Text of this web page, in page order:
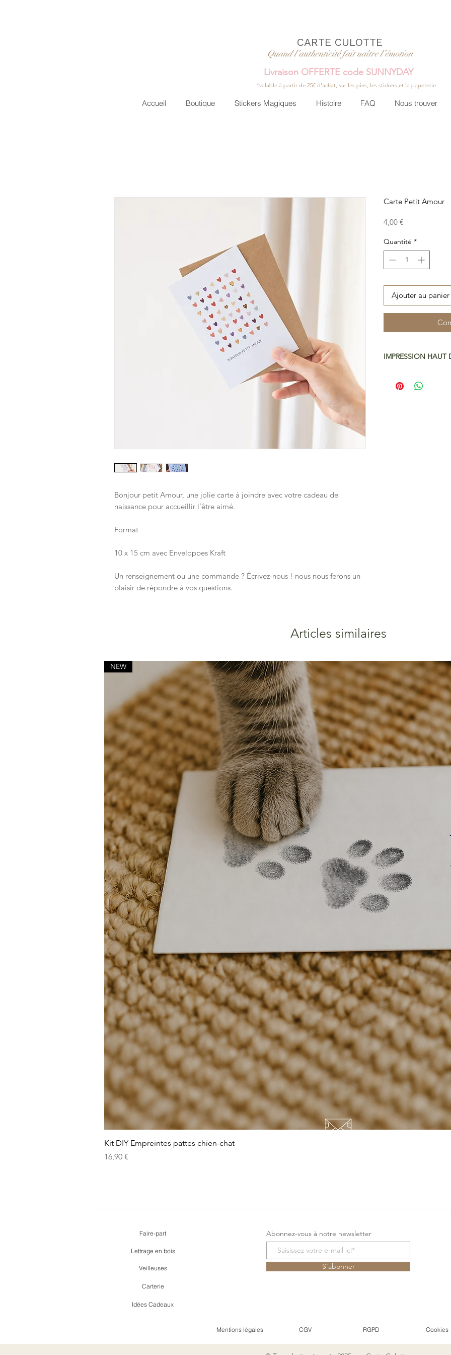
CARTE CULOTTE
Quand l’authenticité fait naître l’émotion
Livraison OFFERTE code SUNNYDAY
*valable à partir de 25€ d'achat, sur les pins, les stickers et la papeterie
Accueil Boutique Stickers Magiques Histoire FAQ Nous trouver
Bonjour petit Amour, une jolie carte à joindre avec votre cadeau de
naissance pour accueillir l’être aimé.
Format
10 x 15 cm avec Enveloppes Kraft
Un renseignement ou une commande ? Écrivez-nous ! nous nous ferons un
plaisir de répondre à vos questions.
Carte Petit Amour
4,00 €Prix
Quantité *
Ajouter au panier
IMPRESSION HAUT
Nous imprimons
Articles similaires
NEW
Kit DIY Empreintes pattes chien-chat
Prix
16,90 €
Faire-part
Veilleuses
Lettrage en bois
Carterie
Idées Cadeaux
Abonnez-vous à notre newsletter
S'abonner
Mentions légales CGV RGPD Cookies